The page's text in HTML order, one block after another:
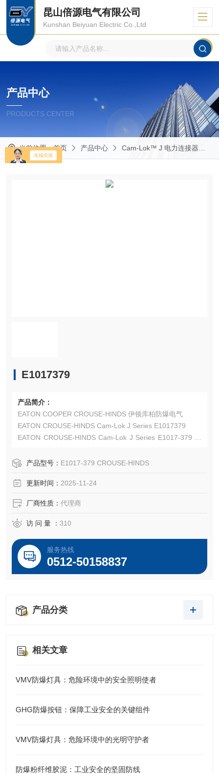
昆山倍源电气有限公司
Kunshan Beiyuan Electric Co.,Ltd
产品中心
PRODUCTS CENTER
当前位置：首页 产品中心 Cam-Lok™ J 电力连接器
E1017379
产品简介：
EATON COOPER CROUSE-HINDS 伊顿库柏防爆电气
EATON CROUSE-HINDS Cam-Lok J Series E1017379
EATON CROUSE-HINDS Cam-Lok J Series E1017-379 连
EATON CROUSE-HINDS 总代理-Kunshan Beiyuan Electric
产品型号： E1017-379 CROUSE-HINDS
更新时间： 2025-11-24
厂商性质： 代理商
访 问 量 ： 310
服务热线
0512-50158837
产品分类
相关文章
VMV防爆灯具：危险环境中的安全照明使者
GHG防爆按钮：保障工业安全的关键组件
VMV防爆灯具：危险环境中的光明守护者
防爆粉纤维胶泥：工业安全的坚固防线